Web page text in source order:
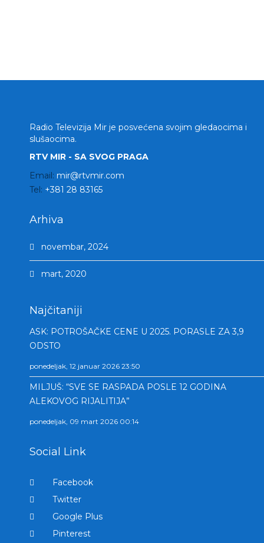
Radio Televizija Mir je posvećena svojim gledaocima i
slušaocima.
RTV MIR - SA SVOG PRAGA
Email: mir@rtvmir.com
Tel: +381 28 83165
Arhiva
novembar, 2024
mart, 2020
Najčitaniji
ASK: POTROŠAČKE CENE U 2025. PORASLE ZA 3,9
ODSTO
ponedeljak, 12 januar 2026 23:50
MILJUŠ: “SVE SE RASPADA POSLE 12 GODINA
ALEKOVOG RIJALITIJA”
ponedeljak, 09 mart 2026 00:14
Social Link
Facebook
Twitter
Google Plus
Pinterest